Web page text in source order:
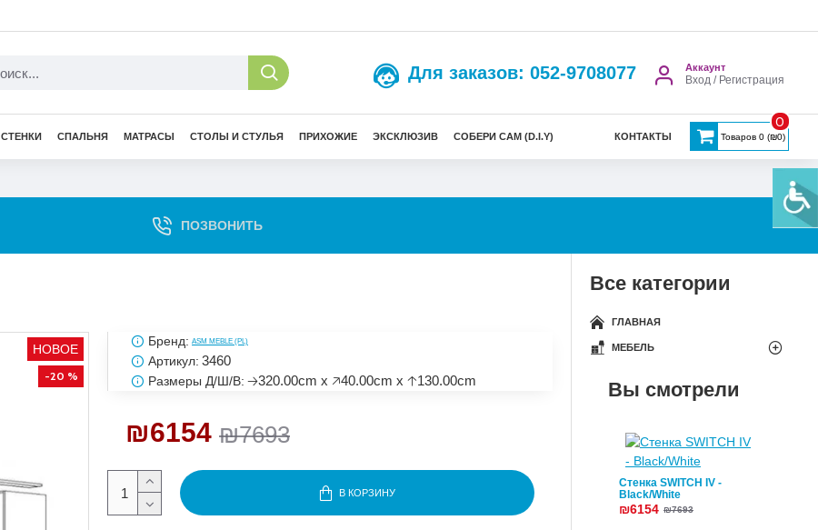
Для заказов: 052-9708077 Аккаунт
Вход / Регистрация
СТЕНКИ СПАЛЬНЯ МАТРАСЫ СТОЛЫ И СТУЛЬЯ ПРИХОЖИЕ ЭКСКЛЮЗИВ СОБЕРИ САМ (D.I.Y) КОНТАКТЫ Товаров 0 (₪0)
0
ПОЗВОНИТЬ
НОВОЕ
-20 %
₪7693
₪6154
Бренд: ASM MEBLE (PL)
Артикул: 3460
Размеры Д/Ш/В: 🡢320.00cm x 🡥40.00cm x 🡡130.00cm
В КОРЗИНУ
Все категории
ГЛАВНАЯ
МЕБЕЛЬ
Вы смотрели
Стенка SWITCH IV -
Black/White
₪6154 ₪7693